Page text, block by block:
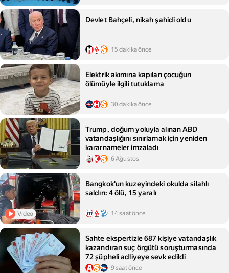
Devlet Bahçeli, nikah şahidi oldu
15 dakika önce
Elektrik akımına kapılan çocuğun
ölümüyle ilgili tutuklama
30 dakika önce
Trump, doğum yoluyla alınan ABD
vatandaşlığını sınırlamak için yeniden
kararnameler imzaladı
6 Ağustos
Video
Bangkok'un kuzeyindeki okulda silahlı
saldırı: 4 ölü, 15 yaralı
14 saat önce
Sahte ekspertizle 687 kişiye vatandaşlık
kazandıran suç örgütü soruşturmasında
72 şüpheli adliyeye sevk edildi
9 saat önce